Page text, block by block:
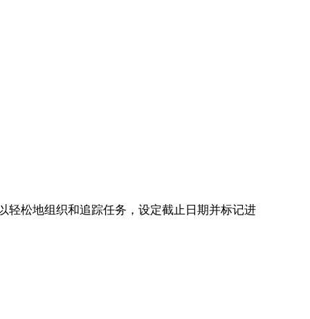
轻松地组织和追踪任务，设定截止日期并标记进